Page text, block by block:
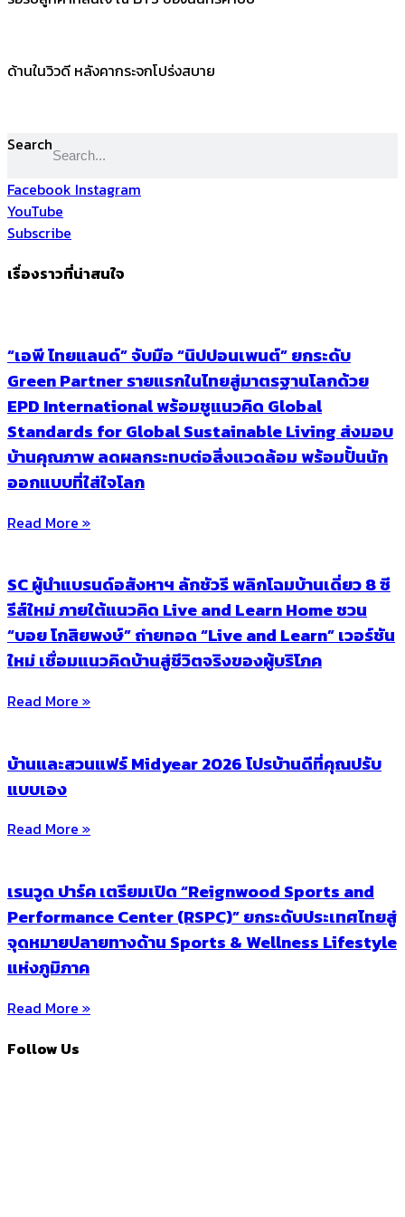
ด้านในวิวดี หลังคากระจกโปร่งสบาย
Search
Facebook Instagram
YouTube
Subscribe
เรื่องราวที่น่าสนใจ
“เอพี ไทยแลนด์” จับมือ “นิปปอนเพนต์” ยกระดับ
Green Partner รายแรกในไทยสู่มาตรฐานโลกด้วย
EPD International พร้อมชูแนวคิด Global
Standards for Global Sustainable Living ส่งมอบ
บ้านคุณภาพ ลดผลกระทบต่อสิ่งแวดล้อม พร้อมปั้นนัก
ออกแบบที่ใส่ใจโลก
Read More »
SC ผู้นำแบรนด์อสังหาฯ ลักชัวรี พลิกโฉมบ้านเดี่ยว 8 ซี
รีส์ใหม่ ภายใต้แนวคิด Live and Learn Home ชวน
“บอย โกสิยพงษ์” ถ่ายทอด “Live and Learn” เวอร์ชัน
ใหม่ เชื่อมแนวคิดบ้านสู่ชีวิตจริงของผู้บริโภค
Read More »
บ้านและสวนแฟร์ Midyear 2026 โปรบ้านดีที่คุณปรับ
แบบเอง
Read More »
เรนวูด ปาร์ค เตรียมเปิด “Reignwood Sports and
Performance Center (RSPC)” ยกระดับประเทศไทยสู่
จุดหมายปลายทางด้าน Sports & Wellness Lifestyle
แห่งภูมิภาค
Read More »
Follow Us